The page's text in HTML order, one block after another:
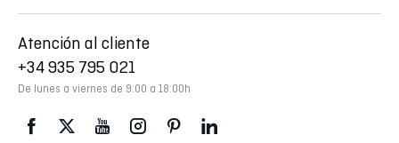
Atención al cliente
+34 935 795 021
De lunes a viernes de 9:00 a 18:00h